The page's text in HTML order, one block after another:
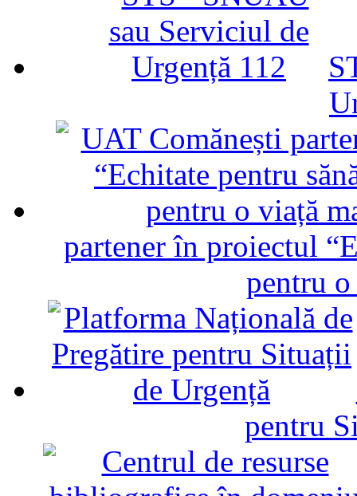
partener în proiectul
pentru
pentru